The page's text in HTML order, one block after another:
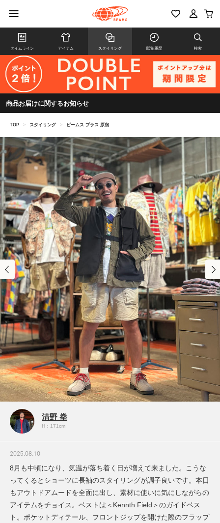
タイムライン アイテム スタイリング 閲覧履歴 検索
商品お届けに関するお知らせ
TOP > スタイリング > ビームス プラス 原宿
清野 拳
H：171cm
2025.08.10
8月も中頃になり、気温が落ち着く日が増えて来ました。こうな
ってくるとショーツに長袖のスタイリングが調子良いです。本日
もアウトドアムードを全面に出し、素材に使いに気にしながらの
アイテムをチョイス。ベストは＜Kennth Field＞のガイドベス
ト。ポケットディテール、フロントジップを開けた際のフラップ